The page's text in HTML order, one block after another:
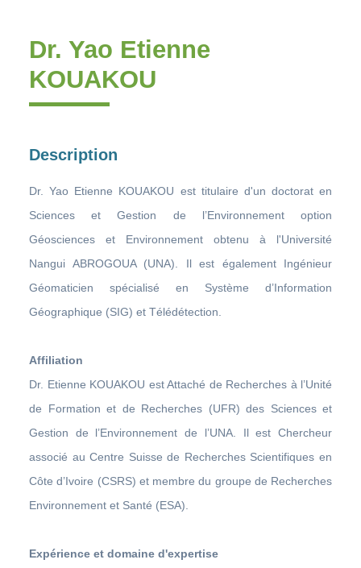
Dr. Yao Etienne
KOUAKOU
Description
Dr. Yao Etienne KOUAKOU est titulaire d'un doctorat en
Sciences et Gestion de l’Environnement option
Géosciences et Environnement obtenu à l'Université
Nangui ABROGOUA (UNA). Il est également Ingénieur
Géomaticien spécialisé en Système d’Information
Géographique (SIG) et Télédétection.
Affiliation
Dr. Etienne KOUAKOU est Attaché de Recherches à l’Unité
de Formation et de Recherches (UFR) des Sciences et
Gestion de l’Environnement de l’UNA. Il est Chercheur
associé au Centre Suisse de Recherches Scientifiques en
Côte d’Ivoire (CSRS) et membre du groupe de Recherches
Environnement et Santé (ESA).
Expérience et domaine d'expertise